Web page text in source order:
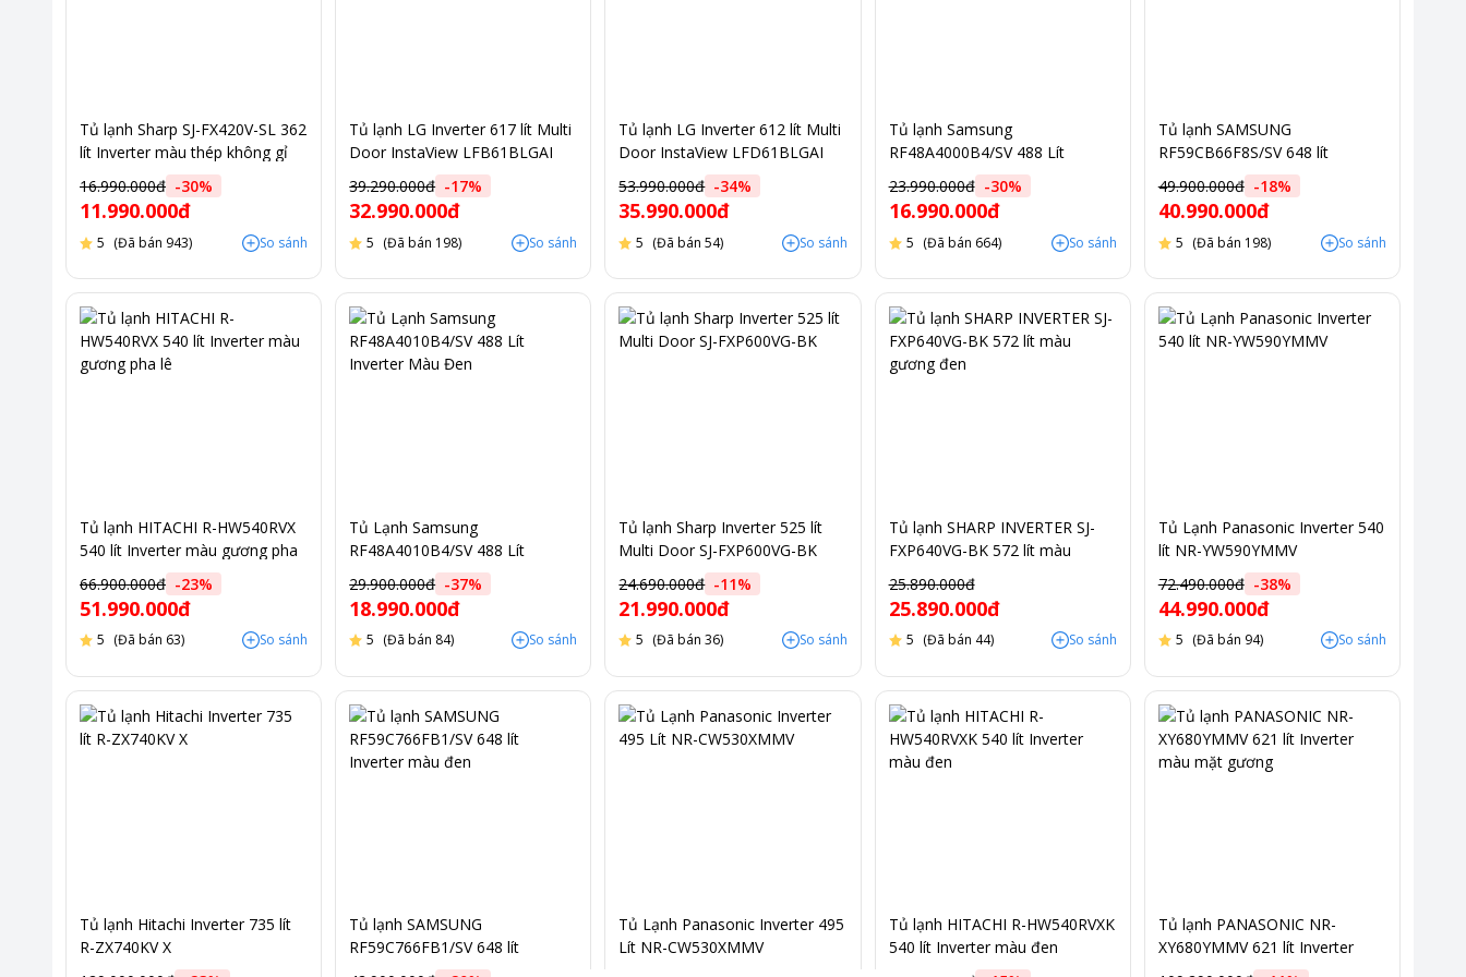
Tủ lạnh Sharp SJ-FX420V-SL 362
lít Inverter màu thép không gỉ
16.990.000đ -30%
11.990.000đ
5 (Đã bán 943) So sánh
Tủ lạnh LG Inverter 617 lít Multi
Door InstaView LFB61BLGAI
39.290.000đ -17%
32.990.000đ
5 (Đã bán 198) So sánh
Tủ lạnh LG Inverter 612 lít Multi
Door InstaView LFD61BLGAI
53.990.000đ -34%
35.990.000đ
5 (Đã bán 54) So sánh
Tủ lạnh Samsung
RF48A4000B4/SV 488 Lít
23.990.000đ -30%
16.990.000đ
5 (Đã bán 664) So sánh
Tủ lạnh SAMSUNG
RF59CB66F8S/SV 648 lít
Inverter màu be
49.900.000đ -18%
40.990.000đ
5 (Đã bán 198) So sánh
Tủ lạnh HITACHI R-HW540RVX
540 lít Inverter màu gương pha
66.900.000đ -23%
51.990.000đ
5 (Đã bán 63) So sánh
Tủ Lạnh Samsung
RF48A4010B4/SV 488 Lít
Inverter Màu Đen
29.900.000đ -37%
18.990.000đ
5 (Đã bán 84) So sánh
Tủ lạnh Sharp Inverter 525 lít
Multi Door SJ-FXP600VG-BK
24.690.000đ -11%
21.990.000đ
5 (Đã bán 36) So sánh
Tủ lạnh SHARP INVERTER SJ-
FXP640VG-BK 572 lít màu
25.890.000đ
25.890.000đ
5 (Đã bán 44) So sánh
Tủ Lạnh Panasonic Inverter 540
lít NR-YW590YMMV
72.490.000đ -38%
44.990.000đ
5 (Đã bán 94) So sánh
Tủ lạnh Hitachi Inverter 735 lít
R-ZX740KV X
Tủ lạnh SAMSUNG
RF59C766FB1/SV 648 lít
Inverter màu đen
Tủ Lạnh Panasonic Inverter 495
Lít NR-CW530XMMV
Tủ lạnh HITACHI R-HW540RVXK
540 lít Inverter màu đen
Tủ lạnh PANASONIC NR-
XY680YMMV 621 lít Inverter
màu mặt gương